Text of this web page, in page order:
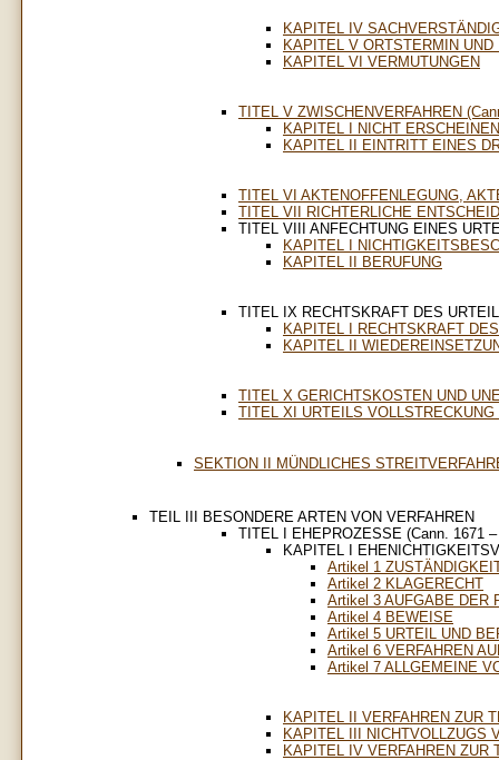
KAPITEL IV
KAPITEL V ORTSTERMIN
KAPITEL VI VERMUTUNGEN
TITEL V ZWISCHENVERFAHREN
KAPITEL I NICHT
KAPITEL II EINTRITT EINES
TITEL VI AKTENOFFENLEGUNG,
TITEL VII RICHTERLICHE
TITEL VIII ANFECHTUNG EINES
KAPITEL I
KAPITEL II BERUFUNG
TITEL IX RECHTSKRAFT DES
KAPITEL I RECHTSKRAFT
KAPITEL II
TITEL X GERICHTSKOSTEN UND
TITEL XI URTEILS VOLLSTRECKUNG
SEKTION II MÜNDLICHES
TEIL III BESONDERE ARTEN VON VERFAHREN
TITEL I EHEPROZESSE (Cann. 1671 –
KAPITEL I
Artikel 1
Artikel 2 KLAGERECHT
Artikel 3 AUFGABE DER
Artikel 4 BEWEISE
Artikel 5 URTEIL UND
Artikel 6 VERFAHREN
Artikel 7 ALLGEMEINE
KAPITEL II VERFAHREN ZUR
KAPITEL III NICHTVOLLZUGS
KAPITEL IV VERFAHREN ZUR